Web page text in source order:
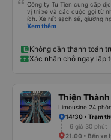
Công ty Tu Tien cung cấp
vị trí xe và các cuộc gọi từ
ích. Xe rất sạch sẽ, giường
và cổng USB được đặt ở vị
Xem thêm
Không cần thanh toán
Xác nhận chỗ ngay lập
Thiện
Limousine 24
14:30 • Trạm
6 giờ 30 phút
21:00 • Bến xe